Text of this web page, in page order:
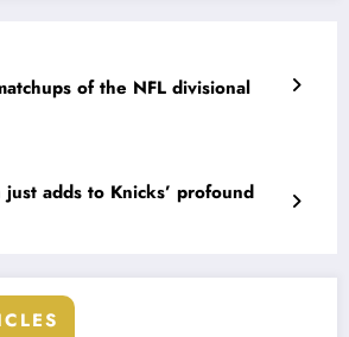
of the NFL divisional
just adds to Knicks’ profound